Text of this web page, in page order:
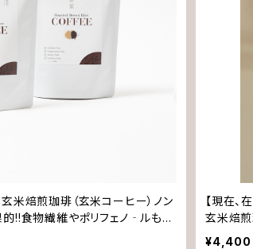
焙煎珈琲（玄米コーヒー）ノン
的!!食物繊維やポリフェノ‐ルも豊
使用。
【現在
玄米焙
¥4,400